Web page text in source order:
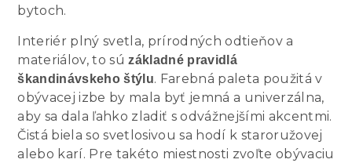
bytoch.
Interiér plný svetla, prírodných odtieňov a
materiálov, to súzákladné pravidlá
škandinávskeho štýlu. Farebná paleta použitá v
obývacej izbe by mala byť jemná a univerzálna,
aby sa dala ľahko zladiť s odvážnejšími akcentmi.
Čistá biela so svetlosivou sa hodí k staroružovej
alebo karí. Pre takéto miestnosti zvoľte obývaciu